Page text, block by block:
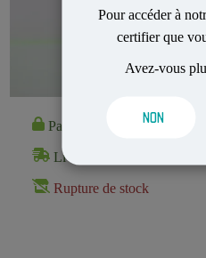
Pour accéder à
certifier que
Avez-vous
NON
Paiement 100% Sécurisé
Livraison Rapide et Discrète
Rupture de stock